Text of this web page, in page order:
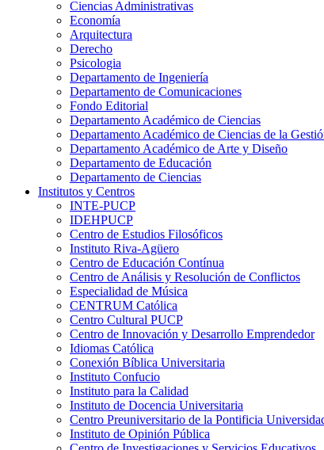
Ciencias Administrativas
Economía
Arquitectura
Derecho
Psicologia
Departamento de Ingeniería
Departamento de Comunicaciones
Fondo Editorial
Departamento Académico de Ciencias
Departamento Académico de Ciencias de la
Departamento Académico de Arte y Diseño
Departamento de Educación
Departamento de Ciencias
Institutos y Centros
INTE-PUCP
IDEHPUCP
Centro de Estudios Filosóficos
Instituto Riva-Agüero
Centro de Educación Contínua
Centro de Análisis y Resolución de Conflictos
Especialidad de Música
CENTRUM Católica
Centro Cultural PUCP
Centro de Innovación y Desarrollo Emprendedor
Idiomas Católica
Conexión Bíblica Universitaria
Instituto Confucio
Instituto para la Calidad
Instituto de Docencia Universitaria
Centro Preuniversitario de la Pontificia
Instituto de Opinión Pública